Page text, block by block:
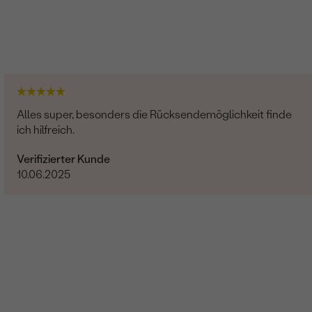
Alles super, besonders die Rücksendemöglichkeit finde
ich hilfreich.
Verifizierter Kunde
10.06.2025